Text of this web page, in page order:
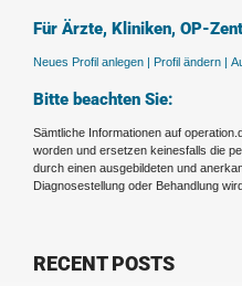
Für Ärzte, Kliniken, OP-
Neues Profil anlegen | Profil ändern |
Bitte beachten Sie:
Sämtliche Informationen auf
worden und ersetzen keinesfalls die
durch einen ausgebildeten und
Diagnosestellung oder Behandlung
RECENT POSTS